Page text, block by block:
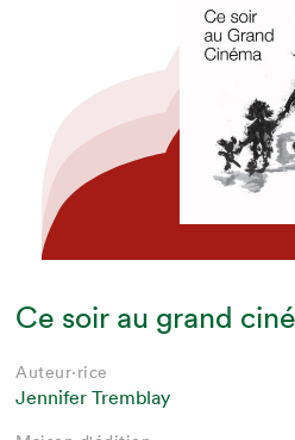
Ce soir au grand
Auteur·rice
Jennifer Tremblay